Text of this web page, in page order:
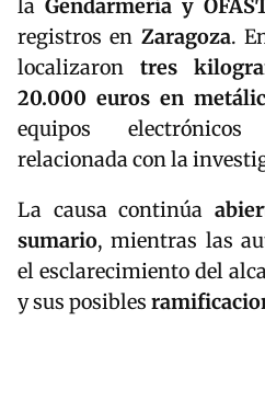
laGendarmería y
registros en Zaragoza.
localizaron tres
20.000 euros en
equipos
relacionada con la
La causa continúa
sumario, mientras las
el esclarecimiento del
y sus posibles